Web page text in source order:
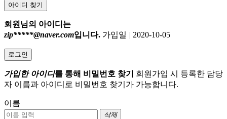
아이디 찾기
회원님의 아이디는
zip*****@naver.com입니다. 가입일 | 2020-10-05
로그인
가입한 아이디를 통해 비밀번호 찾기
회원가입 시 등록한 담당
자 이름과 아이디로 비밀번호 찾기가 가능합니다.
이름
삭제